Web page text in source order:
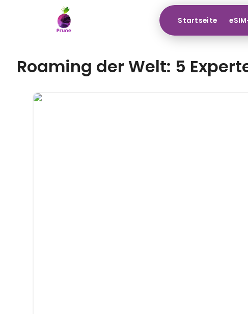
Startseite
Roaming der Welt: 5